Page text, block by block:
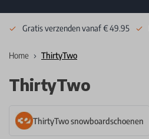
Gratis verzenden vanaf € 49.95
Home ThirtyTwo
ThirtyTwo
ThirtyTwo snowboardschoenen